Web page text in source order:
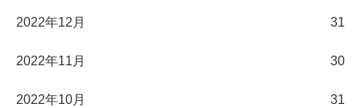
2022年12月 31
2022年11月 30
2022年10月 31